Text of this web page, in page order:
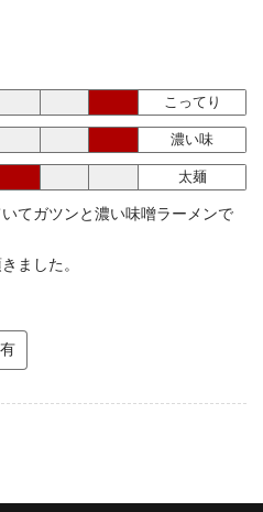
こってり
濃い味
太麺
てガツンと濃い味噌ラーメンで
ました。